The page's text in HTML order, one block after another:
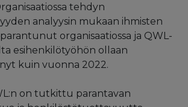
tehdyn
analyysin mukaan ihmisten
organisaatiossa ja QWL-
esihenkilötyöhön ollaan
kuin vuonna 2022.
on tutkittu parantavan